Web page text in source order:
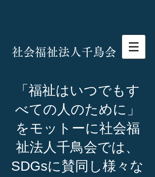
社会福祉法人千鳥会
「 福祉はいつでもす
べての人のために」
をモットーに社会福
祉法人千鳥会では、
SDGsに賛同し様々な